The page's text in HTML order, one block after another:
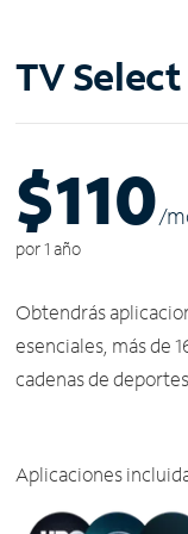
TV
$110/m
por 1 año
Obtendrás
esenciales, más de
cadenas de
Aplicaciones